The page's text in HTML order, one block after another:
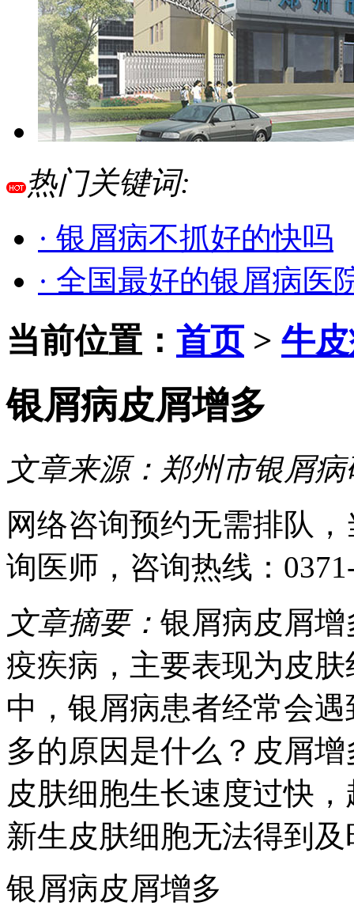
热门关键词:
· 银屑病不抓好的快吗
· 全国最好的银屑病医
当前位置： 首页> 牛
银屑病皮屑增多
文章来源： 郑州市银屑
网络咨询预约无需排队
询医师 ，咨询热线：
文章摘要： 银屑病皮屑
疫疾病，主要表现为皮
中，银屑病患者经常会
多的原因是什么？皮屑
皮肤细胞生长速度过快
新生皮肤细胞无法得到及
银屑病皮屑增多